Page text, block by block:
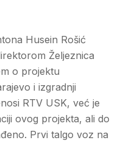
Husein Rošić
Željeznica
o projektu
i izgradnji
RTV USK, već je
ovog projekta, ali do
Prvi talgo voz na